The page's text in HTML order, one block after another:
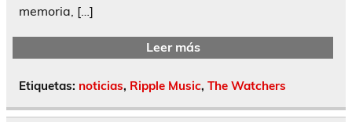
memoria, […]
Leer más
Etiquetas: noticias, Ripple Music, The Watchers